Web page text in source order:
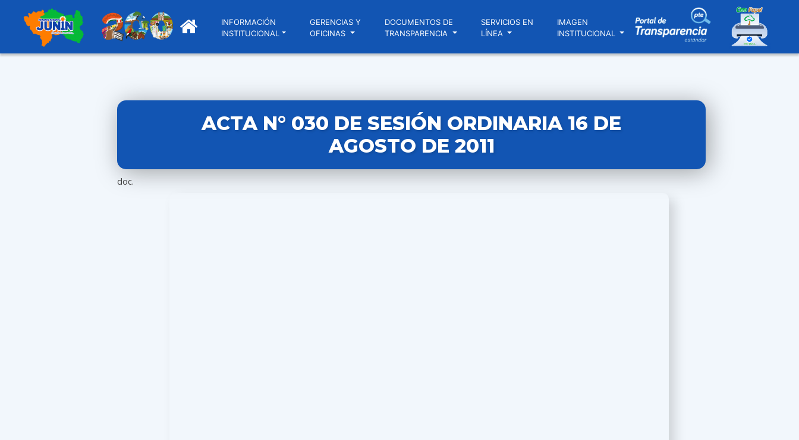
INFORMACIÓN
INSTITUCIONAL
GERENCIAS Y
OFICINAS
DOCUMENTOS DE
TRANSPARENCIA
SERVICIOS EN
LÍNEA
IMAGEN
INSTITUCIONAL
ACTA N° 030 DE SESIÓN ORDINARIA 16 DE
AGOSTO DE 2011
doc.